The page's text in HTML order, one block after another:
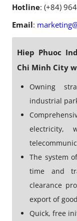
Hotline: (+84)
Email:
Hiep Phuoc
Chi Minh City
Owning
industrial
electricity,
The system
time and
clearance
export of
Quick, free